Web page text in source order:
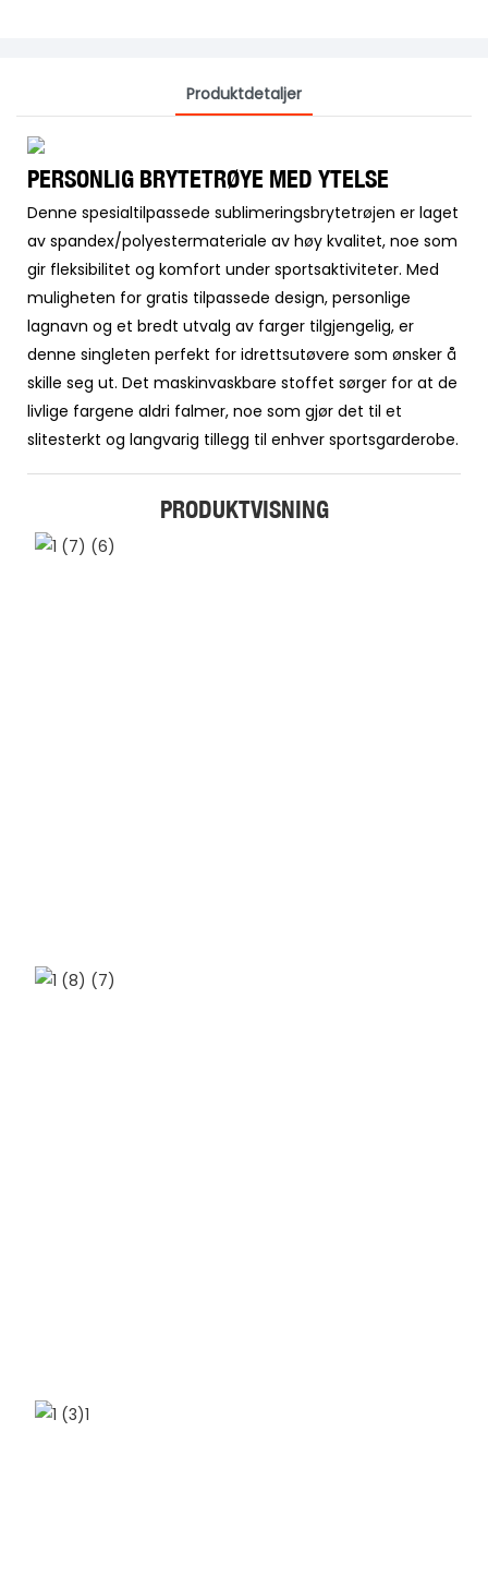
Produktdetaljer
PERSONLIG BRYTETRØYE MED YTELSE
Denne spesialtilpassede sublimeringsbrytetrøjen er laget
av spandex/polyestermateriale av høy kvalitet, noe som
gir fleksibilitet og komfort under sportsaktiviteter. Med
muligheten for gratis tilpassede design, personlige
lagnavn og et bredt utvalg av farger tilgjengelig, er
denne singleten perfekt for idrettsutøvere som ønsker å
skille seg ut. Det maskinvaskbare stoffet sørger for at de
livlige fargene aldri falmer, noe som gjør det til et
slitesterkt og langvarig tillegg til enhver sportsgarderobe.
PRODUKTVISNING